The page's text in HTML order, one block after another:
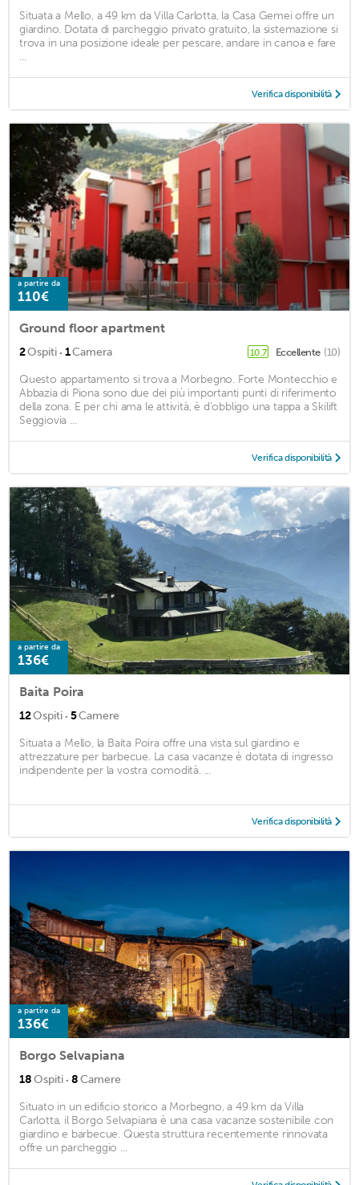
Situata a Mello, a 49 km da Villa Carlotta, la Casa Gemei offre un
giardino. Dotata di parcheggio privato gratuito, la sistemazione si
trova in una posizione ideale per pescare, andare in canoa e fare
...
Verifica disponibilità
a partire da
110€
Ground floor apartment
2Ospiti · 1Camera 10,7 Eccellente (10)
Questo appartamento si trova a Morbegno. Forte Montecchio e
Abbazia di Piona sono due dei più importanti punti di riferimento
della zona. E per chi ama le attività, è d'obbligo una tappa a Skilift
Seggiovia ...
Verifica disponibilità
a partire da
136€
Baita Poira
12Ospiti · 5Camere
Situata a Mello, la Baita Poira offre una vista sul giardino e
attrezzature per barbecue. La casa vacanze è dotata di ingresso
indipendente per la vostra comodità. ...
Verifica disponibilità
a partire da
136€
Borgo Selvapiana
18Ospiti · 8Camere
Situato in un edificio storico a Morbegno, a 49 km da Villa
Carlotta, il Borgo Selvapiana è una casa vacanze sostenibile con
giardino e barbecue. Questa struttura recentemente rinnovata
offre un parcheggio ...